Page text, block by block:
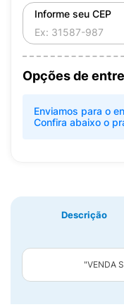
Informe seu CEP
Opções de
Enviamos para o
Confira abaixo o
Descrição
"VENDA